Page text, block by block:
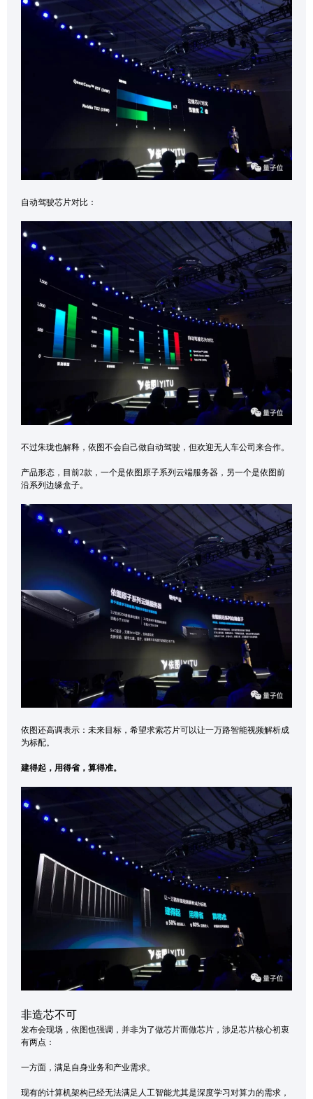
自动驾驶芯片对比：
不过朱珑也解释，依图不会自己做自动驾驶，但欢迎无人车公司来合作。
产品形态，目前2款，一个是依图原子系列云端服务器，另一个是依图前
沿系列边缘盒子。
依图还高调表示：未来目标，希望求索芯片可以让一万路智能视频解析成
为标配。
建得起，用得省，算得准。
非造芯不可
发布会现场，依图也强调，并非为了做芯片而做芯片，涉足芯片核心初衷
有两点：
一方面，满足自身业务和产业需求。
现有的计算机架构已经无法满足人工智能尤其是深度学习对算力的需求，